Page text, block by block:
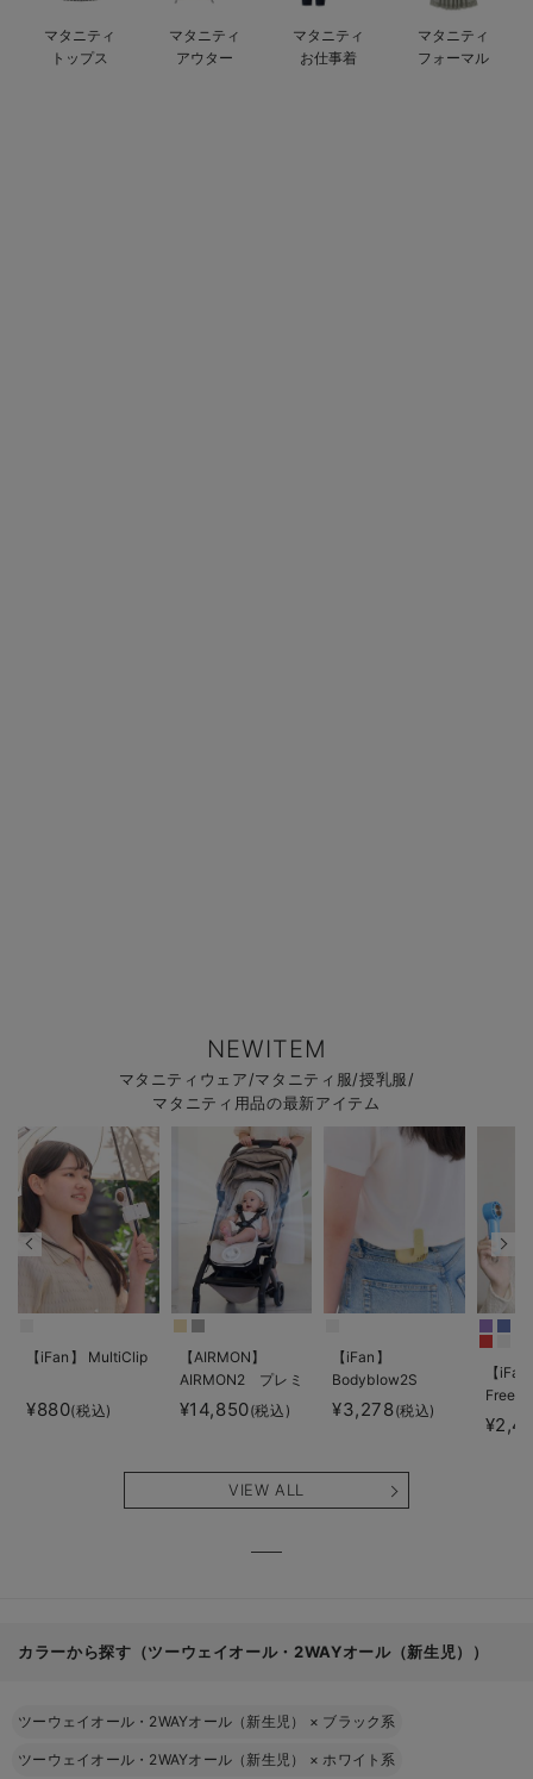
マタニティ
トップス
マタニティ
アウター
マタニティ
お仕事着
マタニティ
フォーマル
NEWITEM
マタニティウェア/マタニティ服/授乳服/
マタニティ用品の最新アイテム
【iFan】 MultiClip
¥880(税込)
【AIRMON】
AIRMON2 プレミ
アム
¥14,850(税込)
【iFan】
Bodyblow2S
¥3,278(税込)
【
Freeze
VIEW ALL
カラーから探す（ツーウェイオール・2WAYオール（新生児））
ツーウェイオール・2WAYオール（新生児） × ブラック系
ツーウェイオール・2WAYオール（新生児） ×ホワイト系